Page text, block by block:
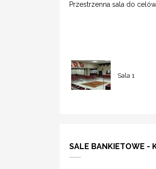
Przestrzenna sala do
Sala 1
SALE BANKIETOWE -